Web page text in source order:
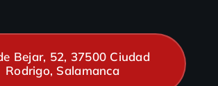
Bejar, 52, 37500 Ciudad
Rodrigo, Salamanca